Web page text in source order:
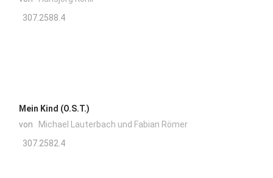
307.2588.4
Mein Kind (O.S.T.)
von
Michael Lauterbach und Fabian Römer
307.2582.4